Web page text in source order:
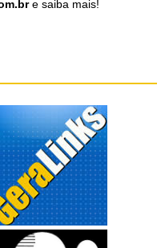
e saiba mais!